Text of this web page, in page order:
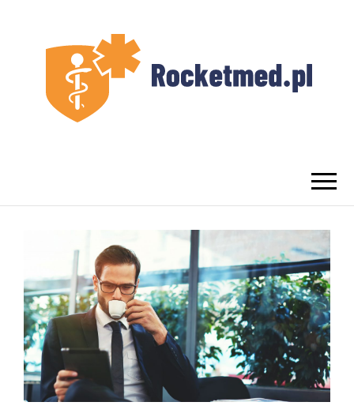
WARSZAWA